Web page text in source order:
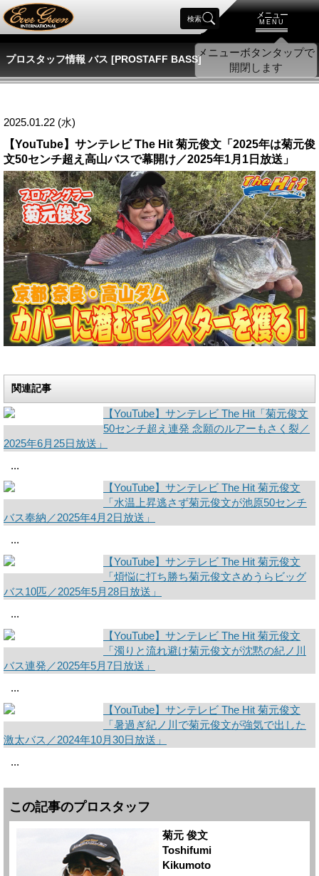
メニュー
MENU
検索
プロスタッフ情報 バス [PROSTAFF BASS]
2025.01.22 (水)
【YouTube】サンテレビ The Hit 菊元俊文「2025年は菊元俊
文50センチ超え高山バスで幕開け／2025年1月1日放送」
関連記事
【YouTube】サンテレビ The Hit「菊元俊文
50センチ超え連発 念願のルアーもさく裂／
2025年6月25日放送」
...
【YouTube】サンテレビ The Hit 菊元俊文
「水温上昇逃さず菊元俊文が池原50センチ
バス奉納／2025年4月2日放送」
...
【YouTube】サンテレビ The Hit 菊元俊文
「煩悩に打ち勝ち菊元俊文さめうらビッグ
バス10匹／2025年5月28日放送」
...
【YouTube】サンテレビ The Hit 菊元俊文
「濁りと流れ避け菊元俊文が沈黙の紀ノ川
バス連発／2025年5月7日放送」
...
【YouTube】サンテレビ The Hit 菊元俊文
「暑過ぎ紀ノ川で菊元俊文が強気で出した
激太バス／2024年10月30日放送」
...
この記事のプロスタッフ
菊元 俊文
Toshifumi
Kikumoto